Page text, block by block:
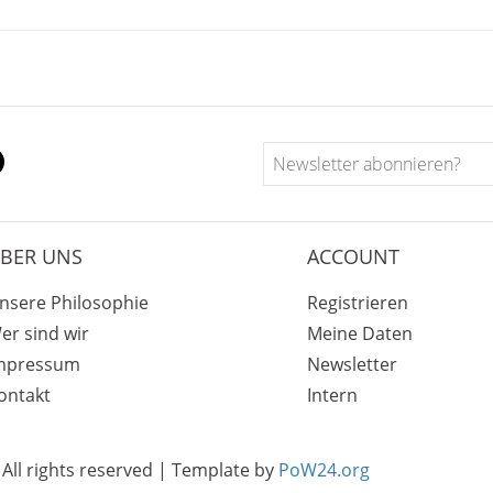
UNS
Philosophie
sind wir
ACCOUNT
Registrieren
Meine Daten
Newsletter
Intern
rights reserved | Template by PoW24.org